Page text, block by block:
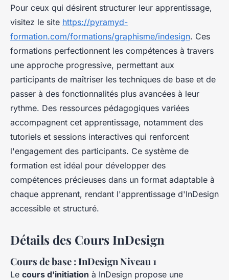
Pour ceux qui désirent structurer leur apprentissage,
visitez le site https://pyramyd-
formation.com/formations/graphisme/indesign. Ces
formations perfectionnent les compétences à travers
une approche progressive, permettant aux
participants de maîtriser les techniques de base et de
passer à des fonctionnalités plus avancées à leur
rythme. Des ressources pédagogiques variées
accompagnent cet apprentissage, notamment des
tutoriels et sessions interactives qui renforcent
l'engagement des participants. Ce système de
formation est idéal pour développer des
compétences précieuses dans un format adaptable à
chaque apprenant, rendant l'apprentissage d'InDesign
accessible et structuré.
Détails des Cours InDesign
Cours de base : InDesign Niveau 1
Le cours d'initiation à InDesign propose une